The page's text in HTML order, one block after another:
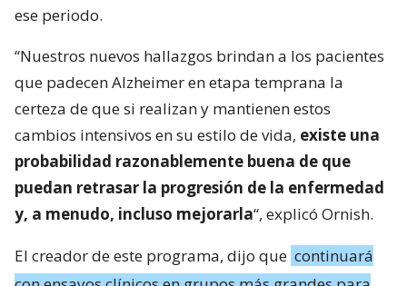
ese periodo.
“Nuestros nuevos hallazgos brindan a los pacientes
que padecen Alzheimer en etapa temprana la
certeza de que si realizan y mantienen estos
cambios intensivos en su estilo de vida, existe una
probabilidad razonablemente buena de que
puedan retrasar la progresión de la enfermedad
y, a menudo, incluso mejorarla“, explicó Ornish.
El creador de este programa, dijo que continuará